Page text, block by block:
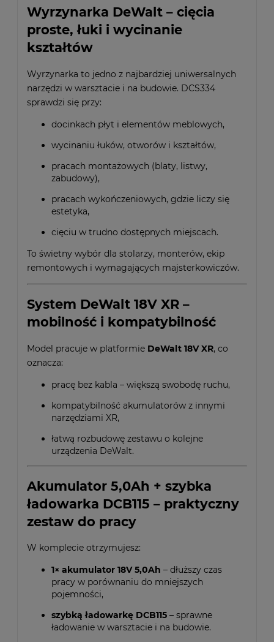
Wyrzynarka DeWalt – cięcia
proste, łuki i wycinanie
kształtów
Wyrzynarka to jedno z najbardziej uniwersalnych
narzędzi w warsztacie i na budowie. DCS334
sprawdzi się przy:
docinkach płyt i elementów meblowych,
wycinaniu łuków, otworów i kształtów,
pracach montażowych (blaty, listwy,
zabudowy),
pracach wykończeniowych, gdzie liczy się
estetyka,
cięciu w trudno dostępnych miejscach.
To świetny wybór dla stolarzy, monterów, ekip
remontowych i wymagających majsterkowiczów.
System DeWalt 18V XR –
mobilność i kompatybilność
Model pracuje w platformie DeWalt 18V XR, co
oznacza:
pracę bez kabla – większą swobodę ruchu,
kompatybilność akumulatorów z innymi
narzędziami XR,
łatwą rozbudowę zestawu o kolejne
urządzenia DeWalt.
Akumulator 5,0Ah + szybka
ładowarka DCB115 – praktyczny
zestaw do pracy
W komplecie otrzymujesz:
1× akumulator 18V 5,0Ah – dłuższy czas
pracy w porównaniu do mniejszych
pojemności,
szybką ładowarkę DCB115 – sprawne
ładowanie w warsztacie i na budowie.